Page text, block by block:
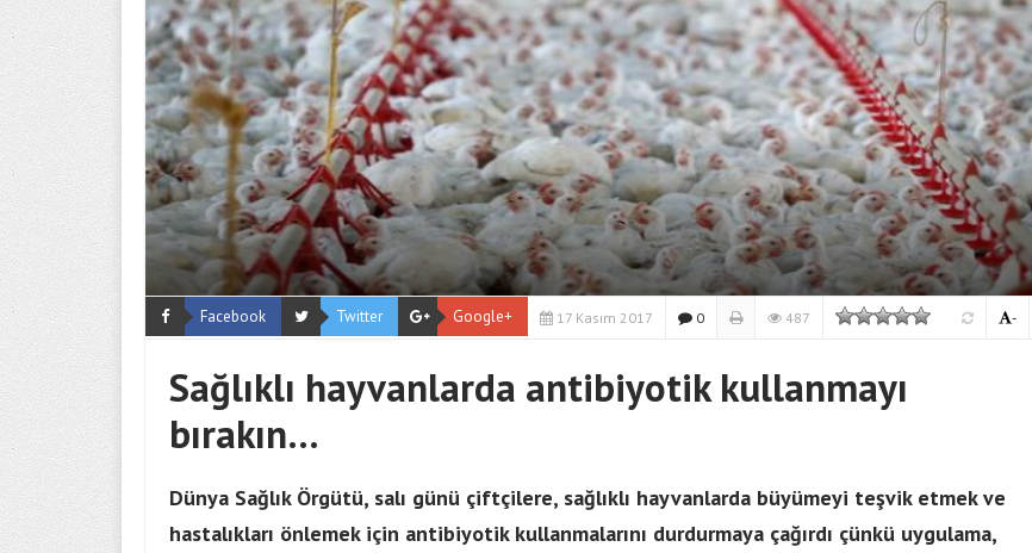
Facebook Twitter Google+ 17 Kasım 2017 0 487 -
Sağlıklı hayvanlarda antibiyotik kullanmayı
bırakın…
Dünya Sağlık Örgütü, salı günü çiftçilere, sağlıklı hayvanlarda büyümeyi teşvik etmek ve
hastalıkları önlemek için antibiyotik kullanmalarını durdurmaya çağırdı çünkü uygulama,